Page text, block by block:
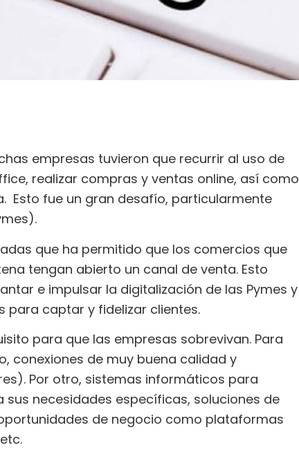
empresas tuvieron que recurrir al uso de
realizar compras y ventas online, así como
Esto fue un gran desafío, particularmente
que ha permitido que los comercios que
tengan abierto un canal de venta. Esto
e impulsar la digitalización de las Pymes y
para captar y fidelizar clientes.
para que las empresas sobrevivan. Para
conexiones de muy buena calidad y
Por otro, sistemas informáticos para
necesidades específicas, soluciones de
de negocio como plataformas